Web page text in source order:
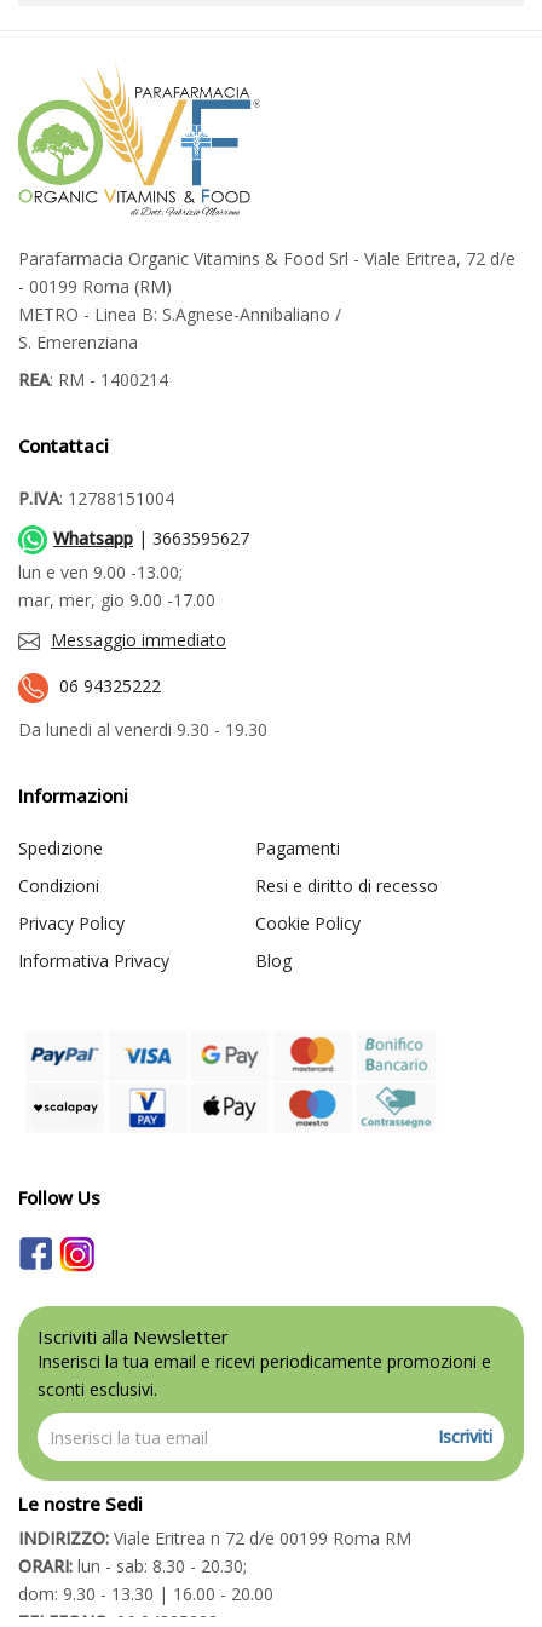
Parafarmacia Organic Vitamins & Food Srl - Viale Eritrea, 72 d/e
- 00199 Roma (RM)
METRO - Linea B: S.Agnese-Annibaliano /
S. Emerenziana
REA: RM - 1400214
Contattaci
P.IVA: 12788151004
Whatsapp | 3663595627
lun e ven 9.00 -13.00;
mar, mer, gio 9.00 -17.00
Messaggio immediato
06 94325222
Da lunedi al venerdi 9.30 - 19.30
Informazioni
Spedizione
Pagamenti
Condizioni
Resi e diritto di recesso
Privacy Policy
Cookie Policy
Informativa Privacy
Blog
Follow Us
Iscriviti alla Newsletter
Inserisci la tua email e ricevi periodicamente promozioni e
sconti esclusivi.
Iscriviti
Le nostre Sedi
INDIRIZZO: Viale Eritrea n 72 d/e 00199 Roma RM
ORARI: lun - sab: 8.30 - 20.30;
dom: 9.30 - 13.30 | 16.00 - 20.00
TELEFONO: 06 94325222